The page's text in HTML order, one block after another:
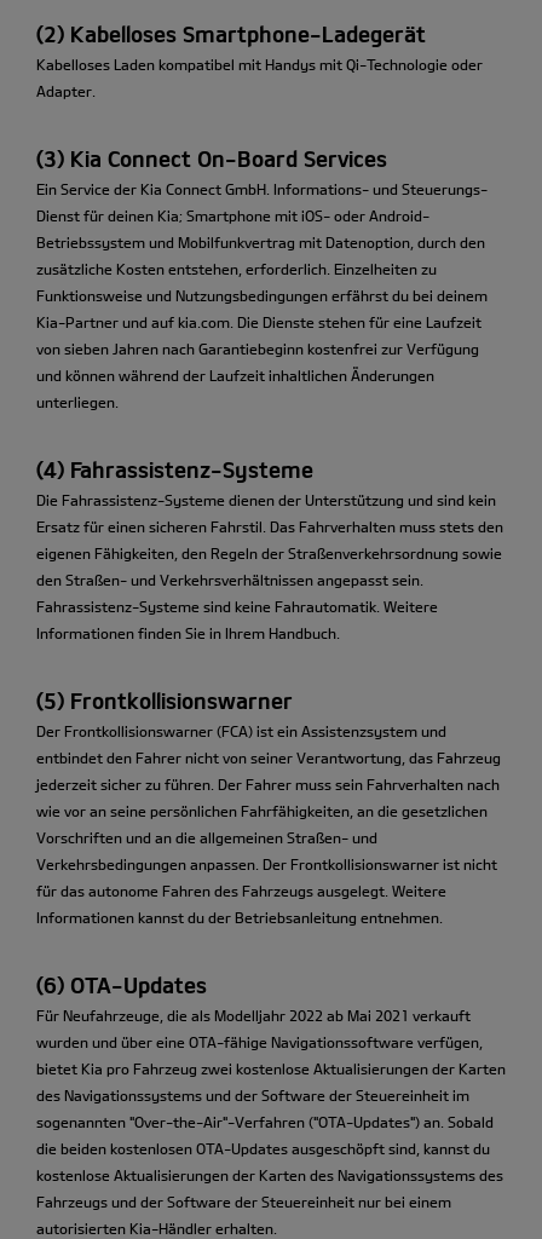
(2) Kabelloses Smartphone-Ladegerät
Kabelloses Laden kompatibel mit Handys mit Qi-Technologie oder
Adapter.
(3) Kia Connect On-Board Services
Ein Service der Kia Connect GmbH. Informations- und Steuerungs-
Dienst für deinen Kia; Smartphone mit iOS- oder Android-
Betriebssystem und Mobilfunkvertrag mit Datenoption, durch den
zusätzliche Kosten entstehen, erforderlich. Einzelheiten zu
Funktionsweise und Nutzungsbedingungen erfährst du bei deinem
Kia-Partner und auf kia.com. Die Dienste stehen für eine Laufzeit
von sieben Jahren nach Garantiebeginn kostenfrei zur Verfügung
und können während der Laufzeit inhaltlichen Änderungen
unterliegen.
(4) Fahrassistenz-Systeme
Die Fahrassistenz-Systeme dienen der Unterstützung und sind kein
Ersatz für einen sicheren Fahrstil. Das Fahrverhalten muss stets den
eigenen Fähigkeiten, den Regeln der Straßenverkehrsordnung sowie
den Straßen- und Verkehrsverhältnissen angepasst sein.
Fahrassistenz-Systeme sind keine Fahrautomatik. Weitere
Informationen finden Sie in Ihrem Handbuch.
(5) Frontkollisionswarner
Der Frontkollisionswarner (FCA) ist ein Assistenzsystem und
entbindet den Fahrer nicht von seiner Verantwortung, das Fahrzeug
jederzeit sicher zu führen. Der Fahrer muss sein Fahrverhalten nach
wie vor an seine persönlichen Fahrfähigkeiten, an die gesetzlichen
Vorschriften und an die allgemeinen Straßen- und
Verkehrsbedingungen anpassen. Der Frontkollisionswarner ist nicht
für das autonome Fahren des Fahrzeugs ausgelegt. Weitere
Informationen kannst du der Betriebsanleitung entnehmen.
(6) OTA-Updates
Für Neufahrzeuge, die als Modelljahr 2022 ab Mai 2021 verkauft
wurden und über eine OTA-fähige Navigationssoftware verfügen,
bietet Kia pro Fahrzeug zwei kostenlose Aktualisierungen der Karten
des Navigationssystems und der Software der Steuereinheit im
sogenannten "Over-the-Air"-Verfahren ("OTA-Updates") an. Sobald
die beiden kostenlosen OTA-Updates ausgeschöpft sind, kannst du
kostenlose Aktualisierungen der Karten des Navigationssystems des
Fahrzeugs und der Software der Steuereinheit nur bei einem
autorisierten Kia-Händler erhalten.